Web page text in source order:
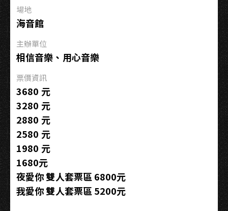
（加
場）
場地
海音館
主辦單位
相信音樂、用心音樂
票價資訊
3680 元
3280 元
2880 元
2580 元
1980 元
1680元
夜愛你 雙人套票區 6800元
我愛你 雙人套票區 5200元